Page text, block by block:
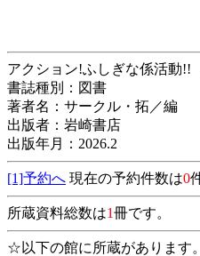
アクション!ふしぎな
書誌種別：図書
著者名：サークル・拓／編
出版者：岩崎書店
出版年月：2026.2
[1]予約へ 現在の予約件数は0
所蔵資料総数は1冊です。
☆以下の館に所蔵があります。